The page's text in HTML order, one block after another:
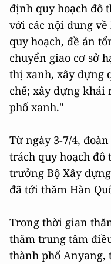
định quy hoạch đô
với các nội dung
quy hoạch, đề án
chuyển giao cơ sở
thị xanh, xây dựng
chế; xây dựng khái
phố xanh."
Từ ngày 3-7/4,
trách quy hoạch đô
trưởng Bộ Xây
đã tới thăm Hàn
Trong thời gian
thăm trung tâm
thành phố